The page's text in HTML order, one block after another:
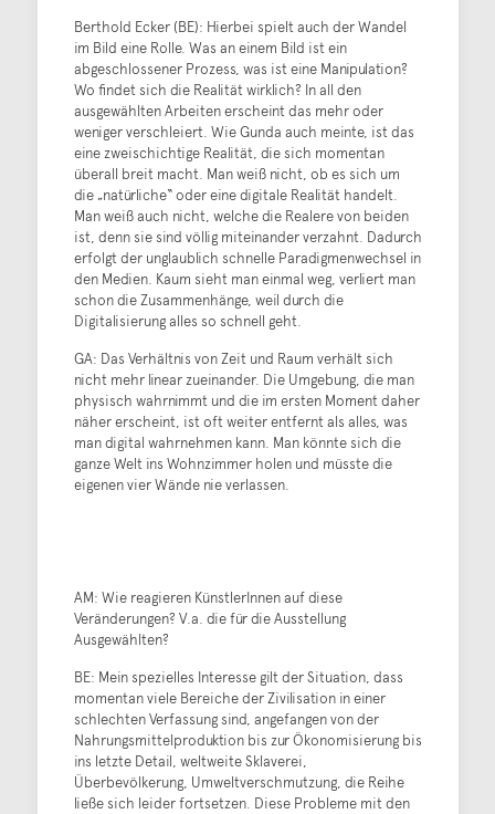
Berthold Ecker (BE): Hierbei spielt auch der Wandel
im Bild eine Rolle. Was an einem Bild ist ein
abgeschlossener Prozess, was ist eine Manipulation?
Wo findet sich die Realität wirklich? In all den
ausgewählten Arbeiten erscheint das mehr oder
weniger verschleiert. Wie Gunda auch meinte, ist das
eine zweischichtige Realität, die sich momentan
überall breit macht. Man weiß nicht, ob es sich um
die „natürliche“ oder eine digitale Realität handelt.
Man weiß auch nicht, welche die Realere von beiden
ist, denn sie sind völlig miteinander verzahnt. Dadurch
erfolgt der unglaublich schnelle Paradigmenwechsel in
den Medien. Kaum sieht man einmal weg, verliert man
schon die Zusammenhänge, weil durch die
Digitalisierung alles so schnell geht.
GA: Das Verhältnis von Zeit und Raum verhält sich
nicht mehr linear zueinander. Die Umgebung, die man
physisch wahrnimmt und die im ersten Moment daher
näher erscheint, ist oft weiter entfernt als alles, was
man digital wahrnehmen kann. Man könnte sich die
ganze Welt ins Wohnzimmer holen und müsste die
eigenen vier Wände nie verlassen.
AM: Wie reagieren KünstlerInnen auf diese
Veränderungen? V.a. die für die Ausstellung
Ausgewählten?
BE: Mein spezielles Interesse gilt der Situation, dass
momentan viele Bereiche der Zivilisation in einer
schlechten Verfassung sind, angefangen von der
Nahrungsmittelproduktion bis zur Ökonomisierung bis
ins letzte Detail, weltweite Sklaverei,
Überbevölkerung, Umweltverschmutzung, die Reihe
ließe sich leider fortsetzen. Diese Probleme mit den